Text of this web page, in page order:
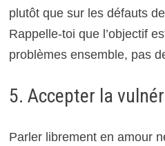
plutôt que sur les défauts
Rappelle-toi que l’objectif
problèmes ensemble, pas
5. Accepter la
Parler librement en amour